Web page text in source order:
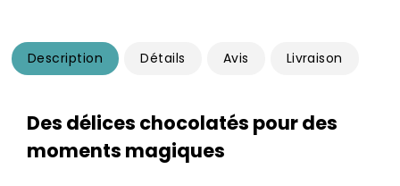
Description Détails Avis Livraison
Des délices chocolatés pour des
moments magiques